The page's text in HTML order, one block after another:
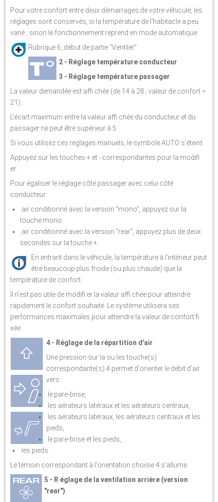
Pour votre confort entre deux démarrages de votre véhicule, les
réglages sont conservés, si la température de l'habitacle a peu
varié ; sinon le fonctionnement reprend en mode automatique.
Rubrique 6, début de partie "Ventiler".
2 - Réglage température conducteur
3 - Réglage température passager
La valeur demandée est affi chée (de 14 à 28 ; valeur de confort =
21).
L'écart maximum entre la valeur affi chée du conducteur et du
passager ne peut être supérieur à 5.
Si vous utilisez ces réglages manuels, le symbole AUTO s'éteint.
Appuyez sur les touches + et - correspondantes pour la modifi
er.
Pour égaliser le réglage côté passager avec celui côté
conducteur :
air conditionné avec la version "mono", appuyez sur la
touche mono.
air conditionné avec la version "rear", appuyez plus de deux
secondes sur la touche +.
En entrant dans le véhicule, la température à l'intérieur peut
être beaucoup plus froide (ou plus chaude) que la
température de confort.
Il n'est pas utile de modifi er la valeur affi chée pour atteindre
rapidement le confort souhaité. Le système utilisera ses
performances maximales pour atteindre la valeur de confort fi
xée.
4 - Réglage de la répartition d'air
Une pression sur la ou les touche(s)
correspondante(s) 4 permet d'orienter le débit d'air
vers :
le pare-brise,
les aérateurs latéraux et les aérateurs centraux,
les aérateurs latéraux, les aérateurs centraux et les
pieds,
le pare-brise et les pieds,
les pieds.
Le témoin correspondant à l'orientation choisie 4 s'allume.
5 - R églage de la ventilation arrière (version
"rear")